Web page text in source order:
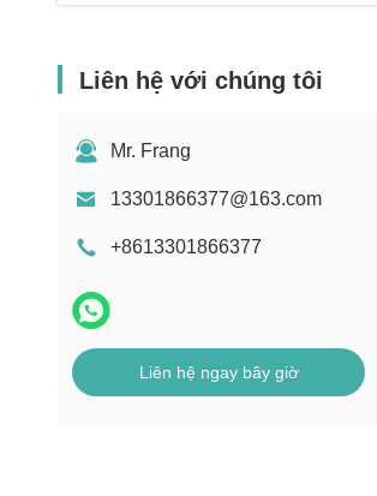
Liên hệ với chúng tôi
Mr. Frang
13301866377@163.com
+8613301866377
Liên hệ ngay bây giờ